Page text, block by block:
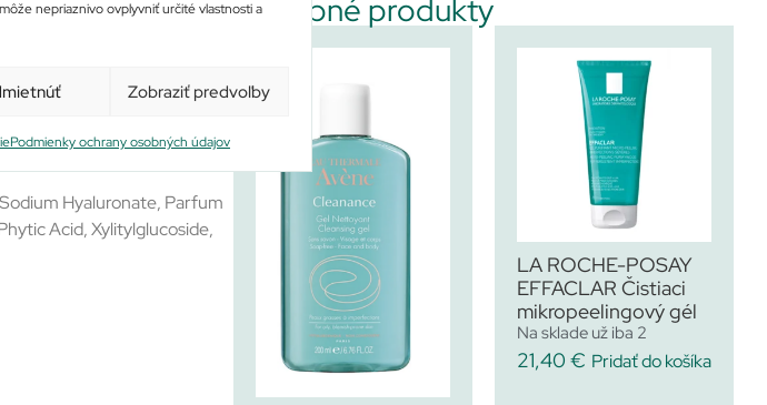
nepriaznivo ovplyvniť určité vlastnosti a
Zobraziť predvoľby
Podmienky ochrany osobných údajov
pred bežnou
make-up. Používajte
Hyaluronate, Parfum
Acid, Xylitylglucoside,
Podobné produkty
LA ROCHE-POSAY
EFFACLAR Čistiaci
mikropeelingový gél
Na sklade už iba 2
21,40 € Pridať do košíka